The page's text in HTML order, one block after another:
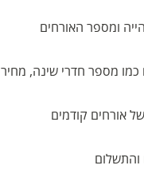
ומספר האורחים
כמו מספר חדרי שינה,
אורחים קודמים
והתשלום